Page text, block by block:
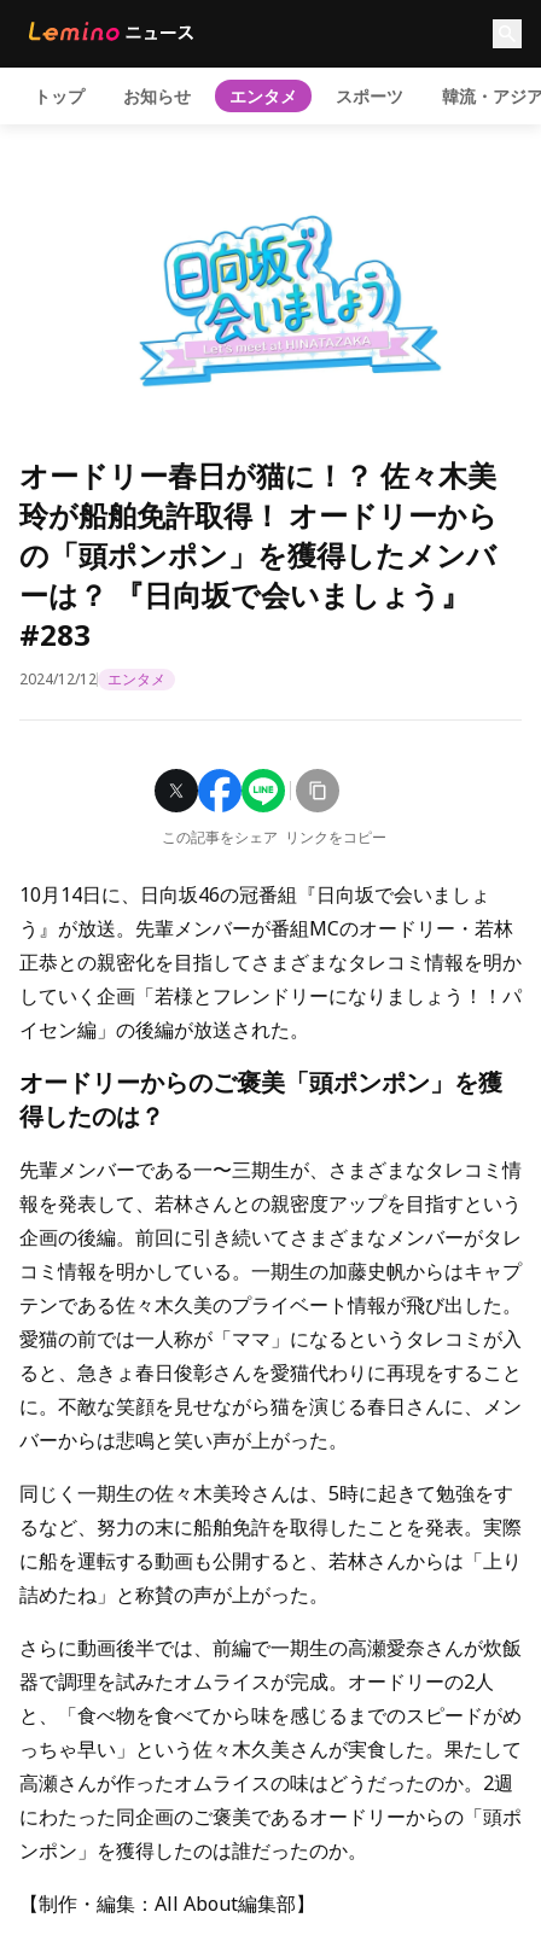
トップ お知らせ エンタメ スポーツ 韓流・アジ
オードリー春日が猫に！？ 佐々木美
玲が船舶免許取得！ オードリーから
の「頭ポンポン」を獲得したメンバ
ーは？ 『日向坂で会いましょう』
#283
2024/12/12 エンタメ
この記事をシェア リンクをコピー
10月14日に、日向坂46の冠番組『日向坂で会いましょ
う』が放送。先輩メンバーが番組MCのオードリー・若林
正恭との親密化を目指してさまざまなタレコミ情報を明か
していく企画「若様とフレンドリーになりましょう！！パ
イセン編」の後編が放送された。
オードリーからのご褒美「頭ポンポン」を獲
得したのは？
先輩メンバーである一〜三期生が、さまざまなタレコミ情
報を発表して、若林さんとの親密度アップを目指すという
企画の後編。前回に引き続いてさまざまなメンバーがタレ
コミ情報を明かしている。一期生の加藤史帆からはキャプ
テンである佐々木久美のプライベート情報が飛び出した。
愛猫の前では一人称が「ママ」になるというタレコミが入
ると、急きょ春日俊彰さんを愛猫代わりに再現をすること
に。不敵な笑顔を見せながら猫を演じる春日さんに、メン
バーからは悲鳴と笑い声が上がった。
同じく一期生の佐々木美玲さんは、5時に起きて勉強をす
るなど、努力の末に船舶免許を取得したことを発表。実際
に船を運転する動画も公開すると、若林さんからは「上り
詰めたね」と称賛の声が上がった。
さらに動画後半では、前編で一期生の高瀬愛奈さんが炊飯
器で調理を試みたオムライスが完成。オードリーの2人
と、「食べ物を食べてから味を感じるまでのスピードがめ
っちゃ早い」という佐々木久美さんが実食した。果たして
高瀬さんが作ったオムライスの味はどうだったのか。2週
にわたった同企画のご褒美であるオードリーからの「頭ポ
ンポン」を獲得したのは誰だったのか。
【制作・編集：All About編集部】